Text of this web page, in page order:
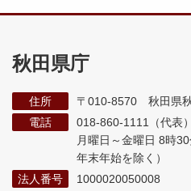
秋田県庁
住所
〒010-8570 秋田県
電話
018-860-1111（代表）
月曜日～金曜日 8時
年末年始を除く）
法人番号
1000020050008